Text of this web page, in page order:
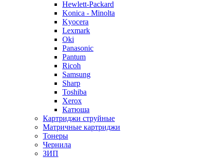
Hewlett-Packard
Konica - Minolta
Kyocera
Lexmark
Oki
Panasonic
Pantum
Ricoh
Samsung
Sharp
Toshiba
Xerox
Катюша
Картриджи струйные
Матричные картриджи
Тонеры
Чернила
ЗИП